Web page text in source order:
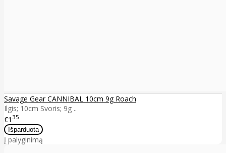
Savage Gear CANNIBAL 10cm 9g Roach
Ilgis; 10cm Svoris; 9g ..
€1 35
Į palyginimą